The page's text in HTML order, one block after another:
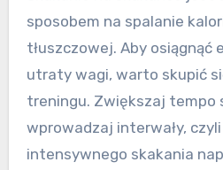
sposobem na spalanie
tłuszczowej. Aby osiągnąć
utraty wagi, warto skupić
treningu. Zwiększaj tempo
wprowadzaj interwały,
intensywnego skakania